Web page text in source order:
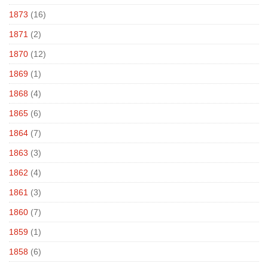
1873 (16)
1871 (2)
1870 (12)
1869 (1)
1868 (4)
1865 (6)
1864 (7)
1863 (3)
1862 (4)
1861 (3)
1860 (7)
1859 (1)
1858 (6)